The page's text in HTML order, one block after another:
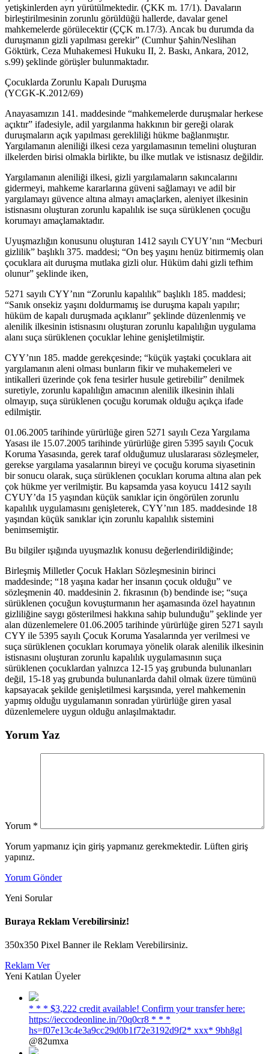
yetişkinlerden ayrı yürütülmektedir. (ÇKK m. 17/1). Davaların
birleştirilmesinin zorunlu görüldüğü hallerde, davalar genel
mahkemelerde görülecektir (ÇÇK m.17/3). Ancak bu durumda da
duruşmanın gizli yapılması gerekir” (Cumhur Şahin/Neslihan
Göktürk, Ceza Muhakemesi Hukuku II, 2. Baskı, Ankara, 2012,
s.99) şeklinde görüşler bulunmaktadır.
Çocuklarda Zorunlu Kapalı Duruşma
(YCGK-K.2012/69)
Anayasamızın 141. maddesinde “mahkemelerde duruşmalar herkese
açıktır” ifadesiyle, adil yargılanma hakkının bir gereği olarak
duruşmaların açık yapılması gerekliliği hükme bağlanmıştır.
Yargılamanın aleniliği ilkesi ceza yargılamasının temelini oluşturan
ilkelerden birisi olmakla birlikte, bu ilke mutlak ve istisnasız değildir.
Yargılamanın aleniliği ilkesi, gizli yargılamaların sakıncalarını
gidermeyi, mahkeme kararlarına güveni sağlamayı ve adil bir
yargılamayı güvence altına almayı amaçlarken, aleniyet ilkesinin
istisnasını oluşturan zorunlu kapalılık ise suça sürüklenen çocuğu
korumayı amaçlamaktadır.
Uyuşmazlığın konusunu oluşturan 1412 sayılı CYUY’nın “Mecburi
gizlilik” başlıklı 375. maddesi; “On beş yaşını henüz bitirmemiş olan
çocuklara ait duruşma mutlaka gizli olur. Hüküm dahi gizli tefhim
olunur” şeklinde iken,
5271 sayılı CYY’nın “Zorunlu kapalılık” başlıklı 185. maddesi;
“Sanık onsekiz yaşını doldurmamış ise duruşma kapalı yapılır;
hüküm de kapalı duruşmada açıklanır” şeklinde düzenlenmiş ve
alenilik ilkesinin istisnasını oluşturan zorunlu kapalılığın uygulama
alanı suça sürüklenen çocuklar lehine genişletilmiştir.
CYY’nın 185. madde gerekçesinde; “küçük yaştaki çocuklara ait
yargılamanın aleni olması bunların fikir ve muhakemeleri ve
intikalleri üzerinde çok fena tesirler husule getirebilir” denilmek
suretiyle, zorunlu kapalılığın amacının alenilik ilkesinin ihlali
olmayıp, suça sürüklenen çocuğu korumak olduğu açıkça ifade
edilmiştir.
01.06.2005 tarihinde yürürlüğe giren 5271 sayılı Ceza Yargılama
Yasası ile 15.07.2005 tarihinde yürürlüğe giren 5395 sayılı Çocuk
Koruma Yasasında, gerek taraf olduğumuz uluslararası sözleşmeler,
gerekse yargılama yasalarının bireyi ve çocuğu koruma siyasetinin
bir sonucu olarak, suça sürüklenen çocukları koruma altına alan pek
çok hükme yer verilmiştir. Bu kapsamda yasa koyucu 1412 sayılı
CYUY’da 15 yaşından küçük sanıklar için öngörülen zorunlu
kapalılık uygulamasını genişleterek, CYY’nın 185. maddesinde 18
yaşından küçük sanıklar için zorunlu kapalılık sistemini
benimsemiştir.
Bu bilgiler ışığında uyuşmazlık konusu değerlendirildiğinde;
Birleşmiş Milletler Çocuk Hakları Sözleşmesinin birinci
maddesinde; “18 yaşına kadar her insanın çocuk olduğu” ve
sözleşmenin 40. maddesinin 2. fıkrasının (b) bendinde ise; “suça
sürüklenen çocuğun kovuşturmanın her aşamasında özel hayatının
gizliliğine saygı gösterilmesi hakkına sahip bulunduğu” şeklinde yer
alan düzenlemelere 01.06.2005 tarihinde yürürlüğe giren 5271 sayılı
CYY ile 5395 sayılı Çocuk Koruma Yasalarında yer verilmesi ve
suça sürüklenen çocukları korumaya yönelik olarak alenilik ilkesinin
istisnasını oluşturan zorunlu kapalılık uygulamasının suça
sürüklenen çocuklardan yalnızca 12-15 yaş grubunda bulunanları
değil, 15-18 yaş grubunda bulunanlarda dahil olmak üzere tümünü
kapsayacak şekilde genişletilmesi karşısında, yerel mahkemenin
yapmış olduğu uygulamanın sonradan yürürlüğe giren yasal
düzenlemelere uygun olduğu anlaşılmaktadır.
Yorum Yaz
Yorum *
Yorum yapmanız için giriş yapmanız gerekmektedir. Lüften giriş
yapınız.
Yorum Gönder
Yeni Sorular
Buraya Reklam Verebilirsiniz!
350x350 Pixel Banner ile Reklam Verebilirsiniz.
Reklam Ver
Yeni Katılan Üyeler
* * * $3,222 credit available! Confirm your transfer here:
https://ieccodeonline.in/?0q0cr8 * * *
hs=f07e13c4e3a9cc29d0b1f72e3192d9f2* ххх* 9bh8gl
@82umxa